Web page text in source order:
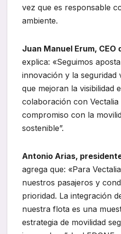
vez que es responsable
ambiente.
Juan Manuel Erum, CEO
explica: «Seguimos
innovación y la seguridad
que mejoran la visibilidad
colaboración con
compromiso con la
sostenible”.
Antonio Arias,
agrega que: «Para
nuestros pasajeros y
prioridad. La integración
nuestra flota es una
estrategia de movilidad